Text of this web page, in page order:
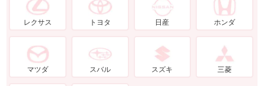
レクサス トヨタ 日産 ホンダ
マツダ スバル スズキ 三菱